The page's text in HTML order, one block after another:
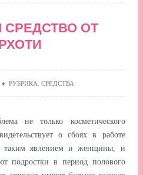
ОТ
РУБРИКА: СРЕДСТВА
не только косметического
о сбоях в работе
таким явлением и женщины, и
подростки в период полового